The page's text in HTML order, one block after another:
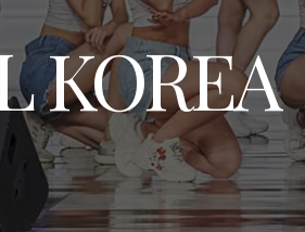
KOREA